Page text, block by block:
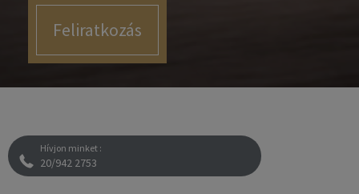
Feliratkozás
Hívjon minket :
20/942 2753